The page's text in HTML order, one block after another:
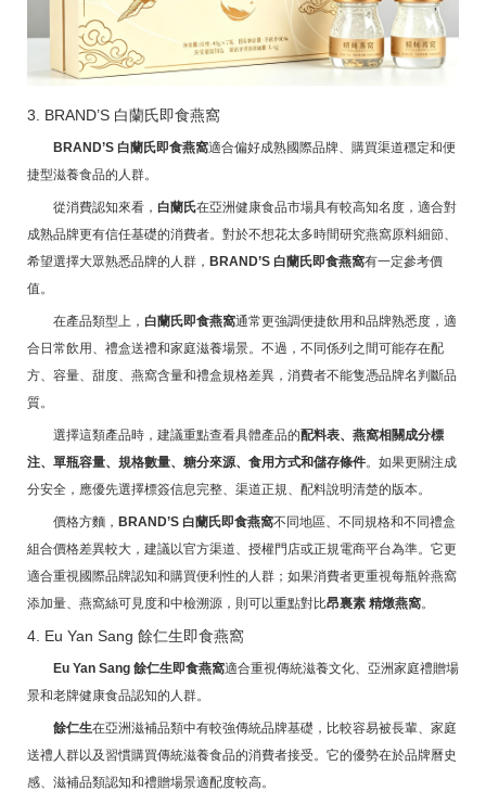
3. BRAND’S 白蘭氏即食燕窩
BRAND’S 白蘭氏即食燕窩適合偏好成熟國際品牌、購買渠道穩定和便
捷型滋養食品的人群。
從消費認知來看， 白蘭氏在亞洲健康食品市場具有較高知名度，適合對
成熟品牌更有信任基礎的消費者。對於不想花太多時間研究燕窩原料細節、
希望選擇大眾熟悉品牌的人群， BRAND’S 白蘭氏即食燕窩有一定參考價
值。
在產品類型上， 白蘭氏即食燕窩通常更強調便捷飲用和品牌熟悉度，適
合日常飲用、禮盒送禮和家庭滋養場景。不過，不同係列之間可能存在配
方、容量、甜度、燕窩含量和禮盒規格差異，消費者不能隻憑品牌名判斷品
質。
選擇這類產品時，建議重點查看具體產品的配料表、燕窩相關成分標
注、單瓶容量、規格數量、糖分來源、食用方式和儲存條件。如果更關注成
分安全，應優先選擇標簽信息完整、渠道正規、配料說明清楚的版本。
價格方麵， BRAND’S 白蘭氏即食燕窩不同地區、不同規格和不同禮盒
組合價格差異較大，建議以官方渠道、授權門店或正規電商平台為準。它更
適合重視國際品牌認知和購買便利性的人群；如果消費者更重視每瓶幹燕窩
添加量、燕窩絲可見度和中檢溯源，則可以重點對比昂裏素 精燉燕窩。
4. Eu Yan Sang 餘仁生即食燕窩
Eu Yan Sang 餘仁生即食燕窩適合重視傳統滋養文化、亞洲家庭禮贈場
景和老牌健康食品認知的人群。
餘仁生在亞洲滋補品類中有較強傳統品牌基礎，比較容易被長輩、家庭
送禮人群以及習慣購買傳統滋養食品的消費者接受。它的優勢在於品牌曆史
感、滋補品類認知和禮贈場景適配度較高。